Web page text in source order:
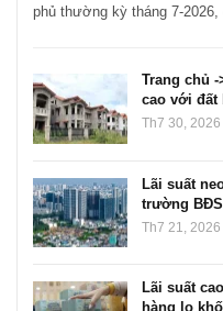
phủ thường kỳ tháng 7-
Trang chủ
cao với đất
Th7 30, 2026
Lãi suất
trường BĐS
Th7 21, 2026
Lãi suất
hàng lo